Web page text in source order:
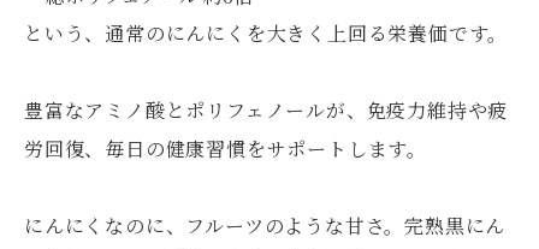
という、通常のにんにくを大きく上回る栄養価です。
豊富なアミノ酸とポリフェノールが、免疫力維持や疲
労回復、毎日の健康習慣をサポートします。
にんにくなのに、フルーツのような甘さ。完熟黒にん